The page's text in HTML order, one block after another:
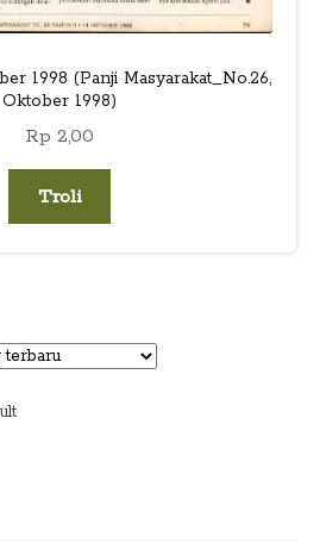
1998 (Panji Masyarakat_No.26,
Oktober 1998)
Rp 2,00
Troli